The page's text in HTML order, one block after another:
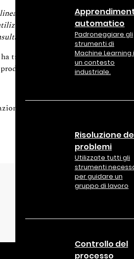
automatico
Padroneggiare gli
strumenti di
Machine Learning
un contesto
industriale.
Risoluzione
problemi
Utilizzate tutti gli
strumenti
per guidare un
gruppo di lavoro
Controllo del
processo
che dimostra che lo
il vecchio strumento SPC
i risultati direttamente nel
trovato una soluzione scalabile,
www.fysol.com